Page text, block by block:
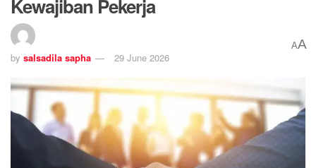
Kewajiban Pekerja
by salsadila sapha 29 June 2026
AA